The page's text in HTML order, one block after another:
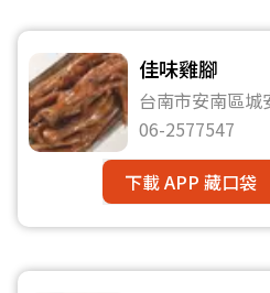
佳味雞腳
台南市安南區城
市）
06-2577547
下載 APP 藏口袋